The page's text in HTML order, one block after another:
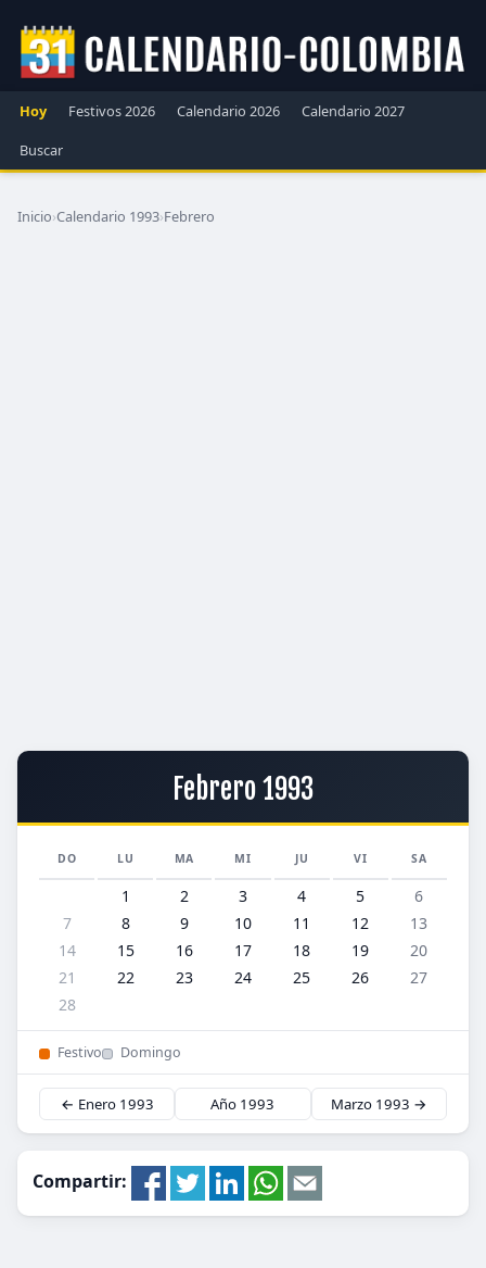
Hoy Festivos 2026 Calendario 2026
Calendario 2027
Buscar
Inicio›Calendario 1993›Febrero
Febrero 1993
DO LU MA MI JU VI SA
1 2 3 4 5
6
7
8 9 10 11 12
13
14
15 16 17 18 19
20
21
22 23 24 25 26
27
28
Festivo Domingo
← Enero 1993 Año 1993 Marzo 1993 →
Compartir: